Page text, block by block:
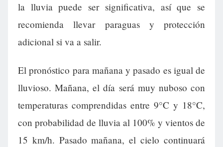
la lluvia puede ser significativa, así que se
recomienda llevar paraguas y protección
adicional si va a salir.
El pronóstico para mañana y pasado es igual de
lluvioso. Mañana, el día será muy nuboso con
temperaturas comprendidas entre 9°C y 18°C,
con probabilidad de lluvia al 100% y vientos de
15 km/h. Pasado mañana, el cielo continuará